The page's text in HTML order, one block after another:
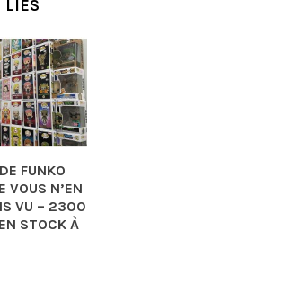
LIÉS
FUNKO
VOUS N’EN
VU – 2300
STOCK À